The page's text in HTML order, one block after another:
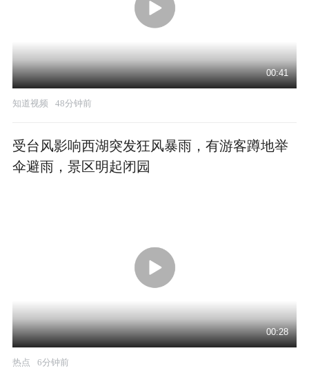
00:41
知道视频 48分钟前
受台风影响西湖突发狂风暴雨，有游客蹲地举
伞避雨，景区明起闭园
00:28
热点 6分钟前